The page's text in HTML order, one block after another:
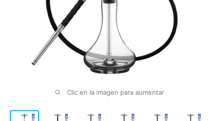
Clic en la imagen para aumentar